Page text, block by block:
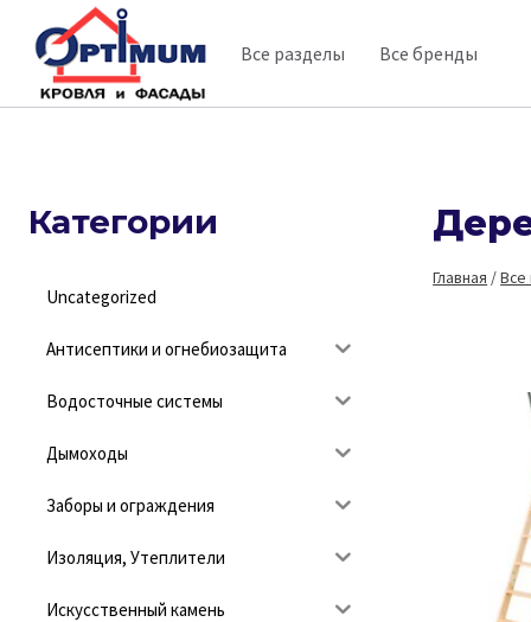
содержимому
Все разделы Все бренды
Главная /Все
Категории
Uncategorized
Антисептики и огнебиозащита
Водосточные системы
Дымоходы
Заборы и ограждения
Изоляция, Утеплители
Искусственный камень